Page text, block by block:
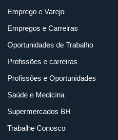
Emprego e Varejo
Empregos e Carreiras
Oportunidades de Trabalho
Profissões e carreiras
Profissões e Oportunidades
Saúde e Medicina
Supermercados BH
Trabalhe Conosco